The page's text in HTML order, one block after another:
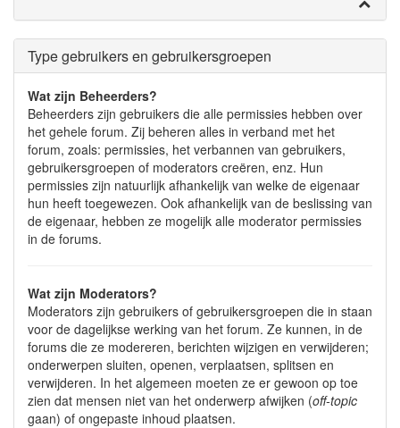
Type gebruikers en gebruikersgroepen
Wat zijn Beheerders?
Beheerders zijn gebruikers die alle permissies hebben over
het gehele forum. Zij beheren alles in verband met het
forum, zoals: permissies, het verbannen van gebruikers,
gebruikersgroepen of moderators creëren, enz. Hun
permissies zijn natuurlijk afhankelijk van welke de eigenaar
hun heeft toegewezen. Ook afhankelijk van de beslissing van
de eigenaar, hebben ze mogelijk alle moderator permissies
in de forums.
Wat zijn Moderators?
Moderators zijn gebruikers of gebruikersgroepen die in staan
voor de dagelijkse werking van het forum. Ze kunnen, in de
forums die ze modereren, berichten wijzigen en verwijderen;
onderwerpen sluiten, openen, verplaatsen, splitsen en
verwijderen. In het algemeen moeten ze er gewoon op toe
zien dat mensen niet van het onderwerp afwijken (off-topic
gaan) of ongepaste inhoud plaatsen.